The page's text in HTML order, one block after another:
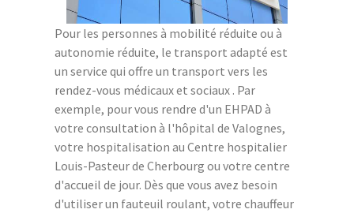
Pour les personnes à mobilité réduite ou à
autonomie réduite, le transport adapté est
un service qui offre un transport vers les
rendez-vous médicaux et sociaux . Par
exemple, pour vous rendre d'un EHPAD à
votre consultation à l'hôpital de Valognes,
votre hospitalisation au Centre hospitalier
Louis-Pasteur de Cherbourg ou votre centre
d'accueil de jour. Dès que vous avez besoin
d'utiliser un fauteuil roulant, votre chauffeur